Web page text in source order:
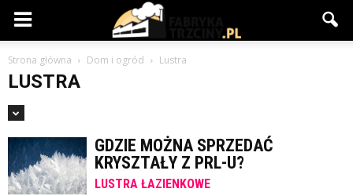
Strona główna Dom i ogród Lustra
LUSTRA
GDZIE MOŻNA SPRZEDAĆ
KRYSZTAŁY Z PRL-U?
LUSTRA ŁAZIENKOWE